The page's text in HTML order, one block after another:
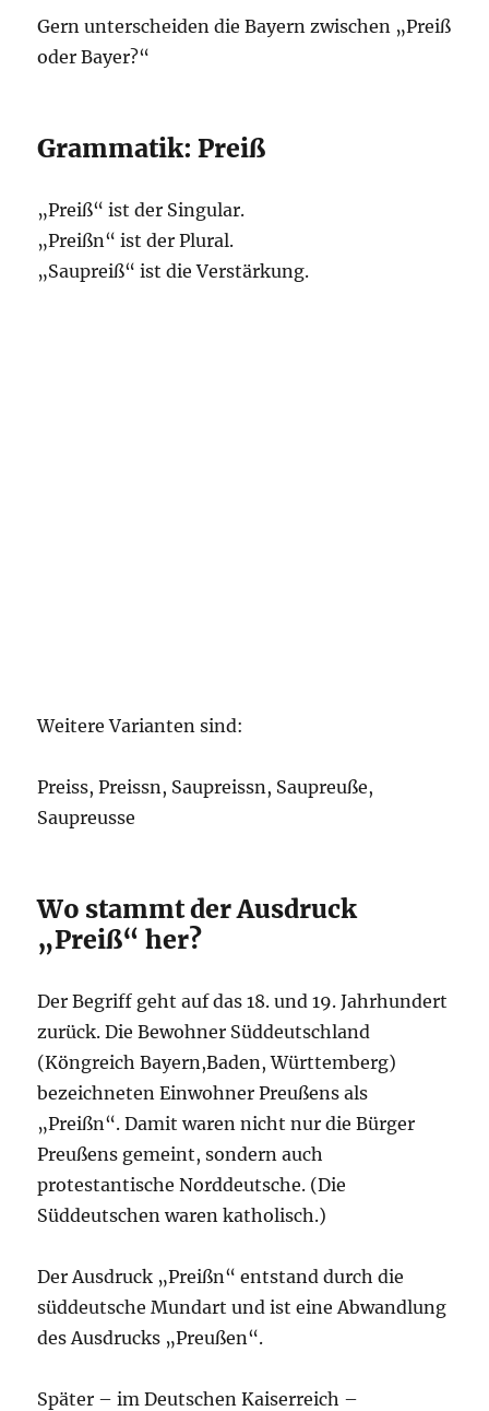
Gern unterscheiden die Bayern zwischen „Preiß
oder Bayer?“
Grammatik: Preiß
„Preiß“ ist der Singular.
„Preißn“ ist der Plural.
„Saupreiß“ ist die Verstärkung.
Weitere Varianten sind:
Preiss, Preissn, Saupreissn, Saupreuße,
Saupreusse
Wo stammt der Ausdruck
„Preiß“ her?
Der Begriff geht auf das 18. und 19. Jahrhundert
zurück. Die Bewohner Süddeutschland
(Köngreich Bayern,Baden, Württemberg)
bezeichneten Einwohner Preußens als
„Preißn“. Damit waren nicht nur die Bürger
Preußens gemeint, sondern auch
protestantische Norddeutsche. (Die
Süddeutschen waren katholisch.)
Der Ausdruck „Preißn“ entstand durch die
süddeutsche Mundart und ist eine Abwandlung
des Ausdrucks „Preußen“.
Später – im Deutschen Kaiserreich –